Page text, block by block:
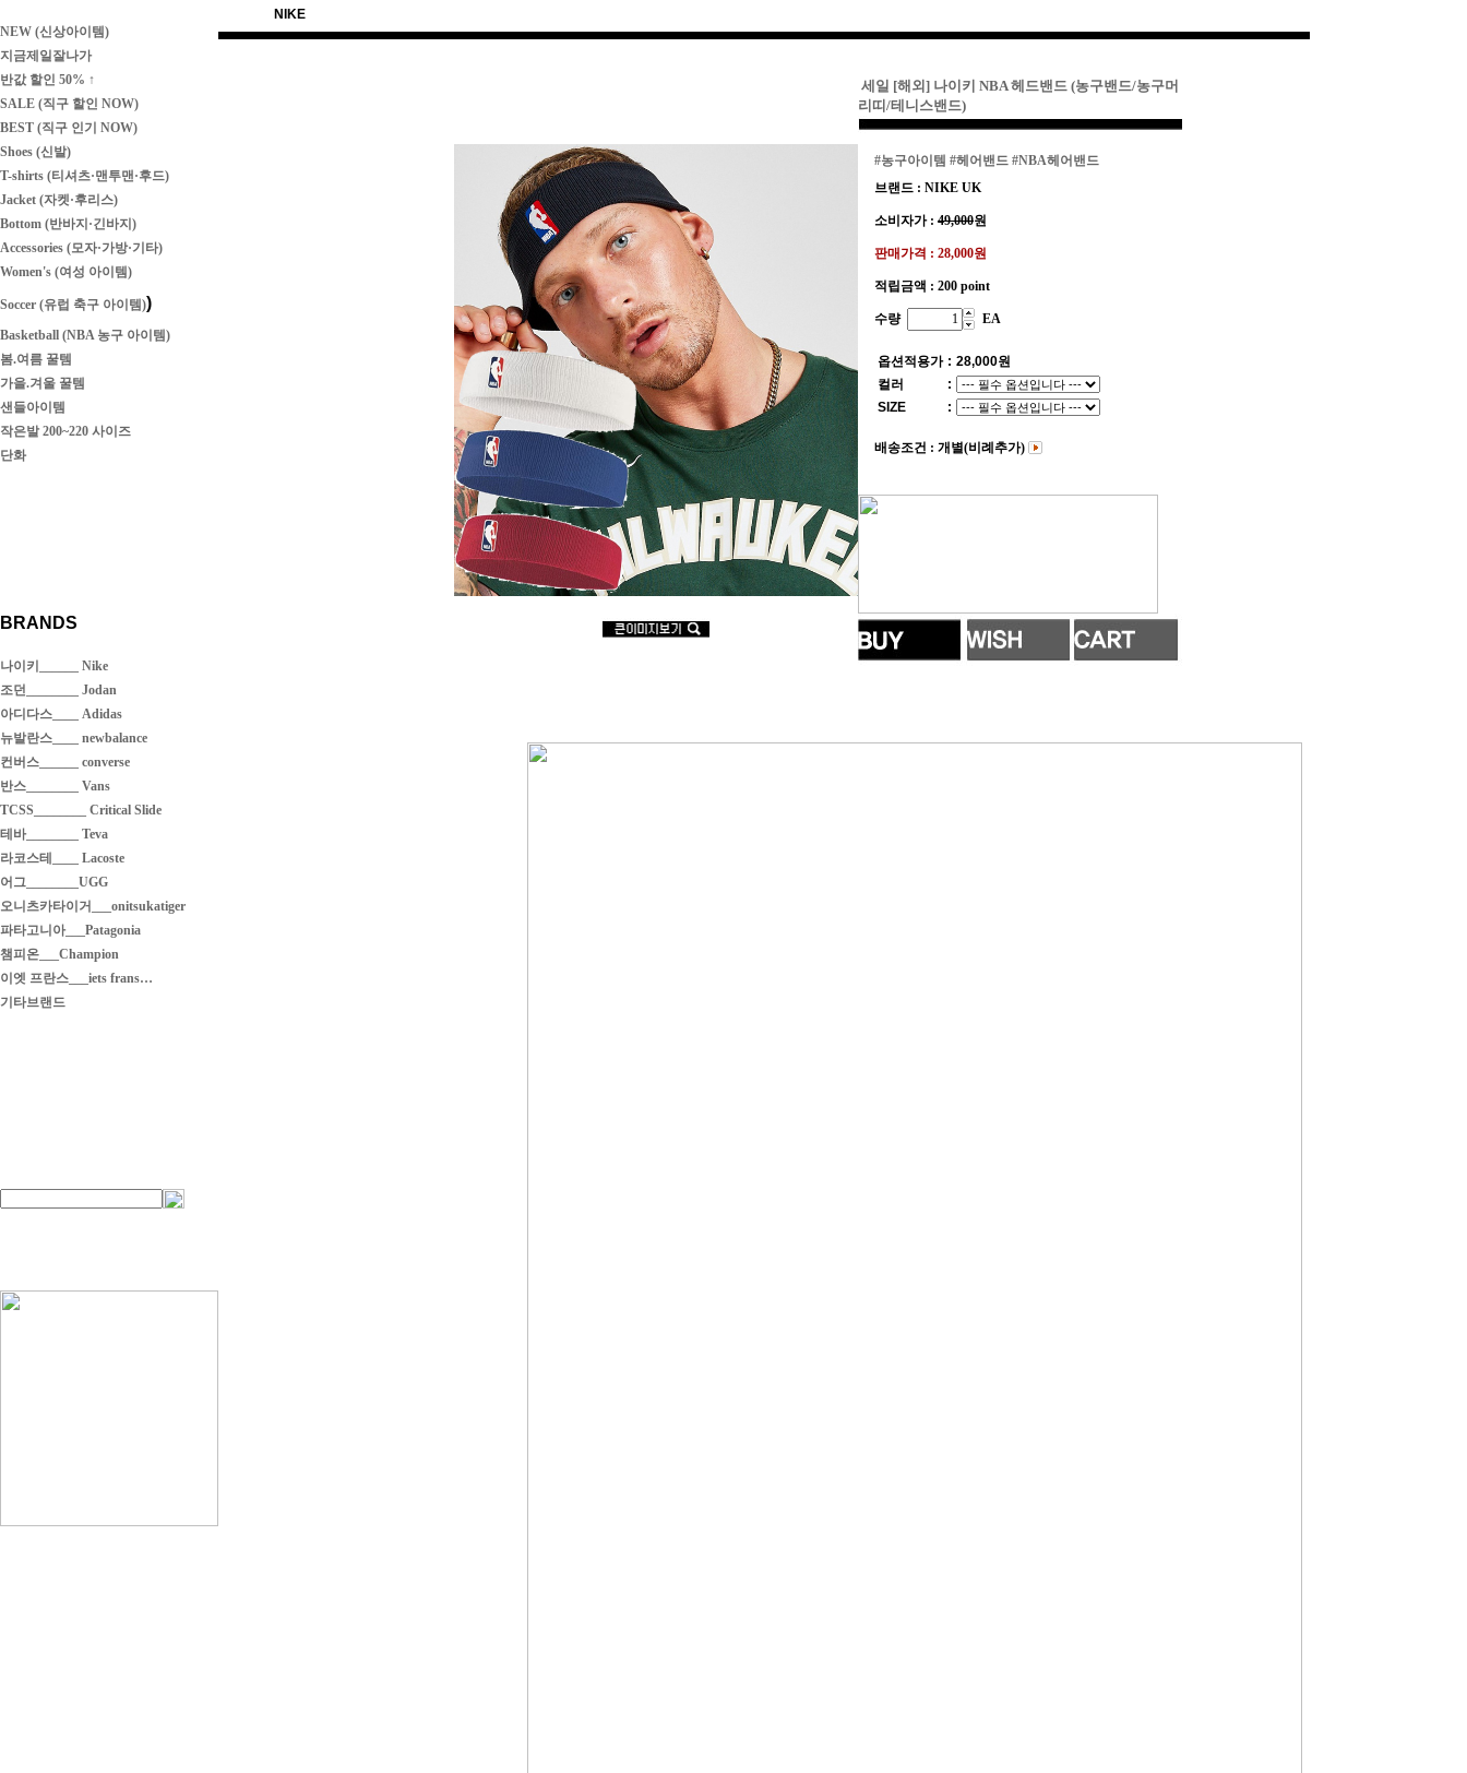
NEW (신상아이템)
지금제일잘나가
반값 할인 50% ↑
SALE (직구 할인 NOW)
BEST (직구 인기 NOW)
Shoes (신발)
T-shirts (티셔츠·맨투맨·후드)
Jacket (자켓·후리스)
Bottom (반바지·긴바지)
Accessories (모자·가방·기타)
Women's (여성 아이템)
Soccer (유럽 축구 아이템))
Basketball (NBA 농구 아이템)
봄.여름 꿀템
가을.겨울 꿀템
샌들아이템
작은발 200~220 사이즈
단화
BRANDS
나이키______ Nike
조던________ Jodan
아디다스____ Adidas
뉴발란스____ newbalance
컨버스______ converse
반스________ Vans
TCSS________ Critical Slide
테바________ Teva
라코스테____ Lacoste
어그________UGG
오니츠카타이거___onitsukatiger
파타고니아___Patagonia
챔피온___Champion
이엣 프란스___iets frans…
기타브랜드
NIKE
세일 [해외] 나이키 NBA 헤드밴드 (농구밴드/농구머
리띠/테니스밴드)
#농구아이템 #헤어밴드 #NBA헤어밴드
브랜드 : NIKE UK
소비자가 : 49,000원
판매가격 : 28,000원
적립금액 : 200 point
수량 EA
옵션적용가 : 28,000원
컬러
:
SIZE
:
배송조건 : 개별(비례추가)